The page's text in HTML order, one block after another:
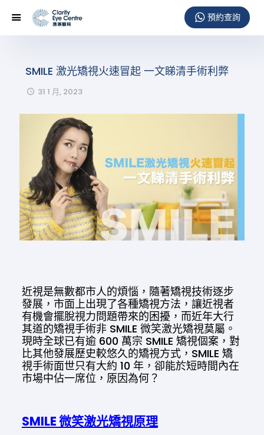
SMILE 激光矯視火速冒起 一文睇清手術利弊
31 1 月, 2023
近視是無數都市人的煩惱，隨著矯視技術逐步
發展，市面上出現了各種矯視方法，讓近視者
有機會擺脫視力問題帶來的困擾，而近年大行
其道的矯視手術非 SMILE 微笑激光矯視莫屬。
現時全球已有逾 600 萬宗 SMILE 矯視個案，對
比其他發展歷史較悠久的矯視方式，SMILE 矯
視手術面世只有大約 10 年，卻能於短時間內在
市場中佔一席位，原因為何？
SMILE 微笑激光矯視原理